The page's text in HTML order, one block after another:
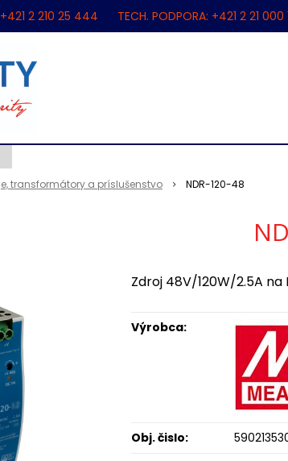
+421 2 210 25 444 TECH. PODPORA: +421 2 21 000
transformátory a príslušenstvo NDR-120-48
Zdroj 48V/120W/2.5A na
Výrobca:
Obj. čislo: